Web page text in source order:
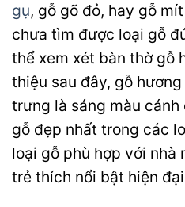
gụ, gỗ gõ đỏ, hay gỗ
chưa tìm được loại gỗ
thể xem xét bàn thờ gỗ
thiệu sau đây, gỗ
trưng là sáng màu
gỗ đẹp nhất trong các
loại gỗ phù hợp với nhà
trẻ thích nổi bật hiện